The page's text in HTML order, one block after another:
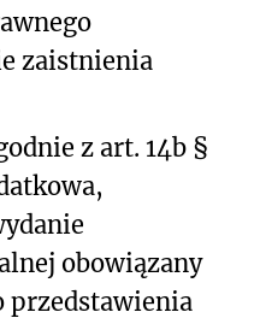
zaistnienia
z art. 14b §
obowiązany
przedstawienia